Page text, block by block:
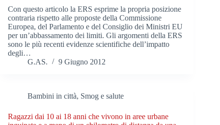
Con questo articolo la ERS esprime la propria posizione
contraria rispetto alle proposte della Commissione
Europea, del Parlamento e del Consiglio dei Ministri EU
per un’abbassamento dei limiti. Gli argomenti della ERS
sono le più recenti evidenze scientifiche dell’impatto
degli…
G.AS.
9 Giugno 2012
Bambini in città, Smog e salute
Ragazzi dai 10 ai 18 anni che vivono in aree urbane